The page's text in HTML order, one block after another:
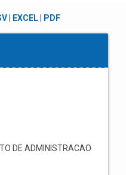
| EXCEL| PDF
DE ADMINISTRACAO